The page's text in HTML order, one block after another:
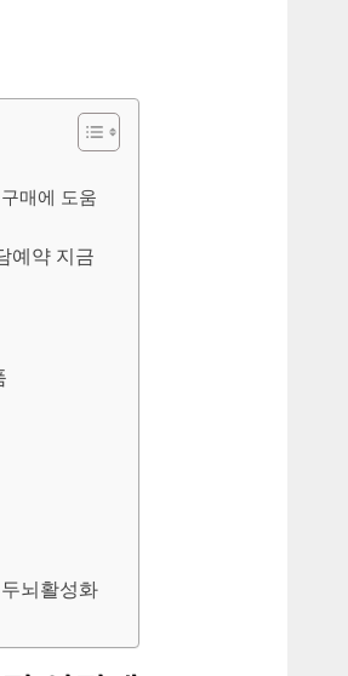
매에 도움
예약 지금
뇌활성화